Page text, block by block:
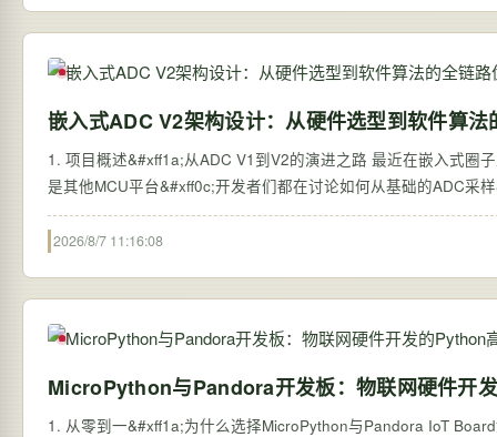
嵌入式ADC V2架构设计：从硬件选型到软件算法
1. 项目概述&#xff1a;从ADC V1到V2的演进之路 最近在嵌入式圈
是其他MCU平台&#xff0c;开发者们都在讨论如何从基础的ADC采
2026/8/7 11:16:08
MicroPython与Pandora开发板：物联网硬件开
1. 从零到一&#xff1a;为什么选择MicroPython与Pandora IoT